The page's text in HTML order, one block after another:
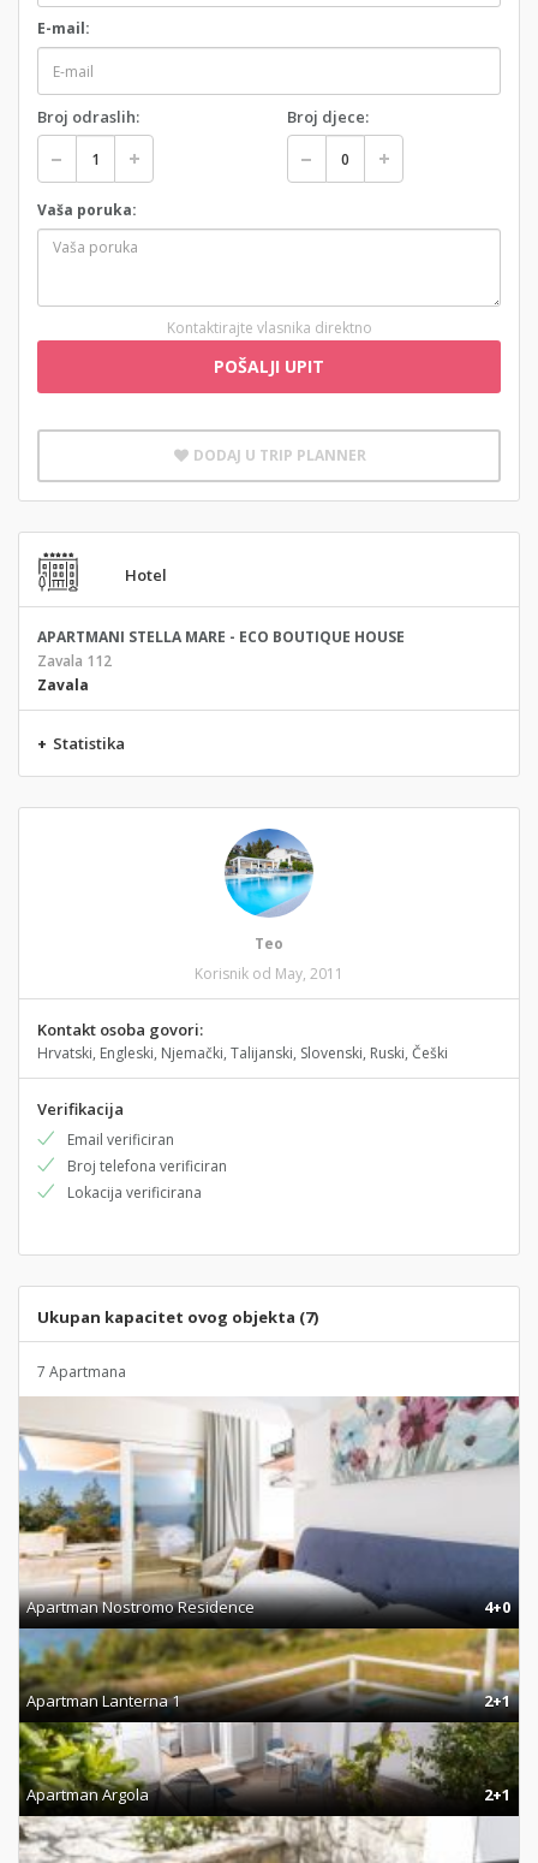
E-mail:
Broj odraslih: Broj djece:
Vaša poruka:
Kontaktirajte vlasnika direktno
POŠALJI UPIT
DODAJ U TRIP PLANNER
Hotel
APARTMANI STELLA MARE - ECO BOUTIQUE HOUSE
Zavala 112
Zavala
+ Statistika
Teo
Korisnik od May, 2011
Kontakt osoba govori:
Hrvatski, Engleski, Njemački, Talijanski, Slovenski, Ruski, Češki
Verifikacija
Email verificiran
Broj telefona verificiran
Lokacija verificirana
Ukupan kapacitet ovog objekta (7)
7 Apartmana
Apartman Nostromo Residence 4+0
Apartman Lanterna 1 2+1
Apartman Argola 2+1